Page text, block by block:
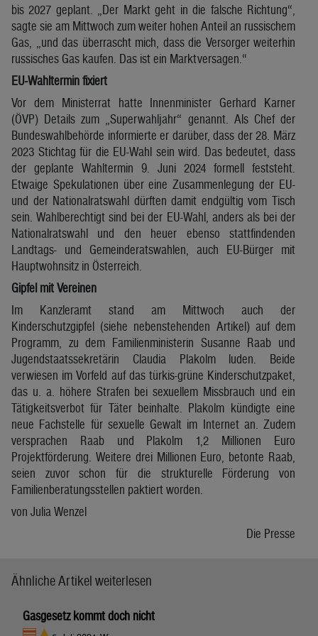
bis 2027 geplant. „Der Markt geht in die falsche Richtung“,
sagte sie am Mittwoch zum weiter hohen Anteil an russischem
Gas, „und das überrascht mich, dass die Versorger weiterhin
russisches Gas kaufen. Das ist ein Marktversagen.“
EU-Wahltermin fixiert
Vor dem Ministerrat hatte Innenminister Gerhard Karner
(ÖVP) Details zum „Superwahljahr“ genannt. Als Chef der
Bundeswahlbehörde informierte er darüber, dass der 28. März
2023 Stichtag für die EU-Wahl sein wird. Das bedeutet, dass
der geplante Wahltermin 9. Juni 2024 formell feststeht.
Etwaige Spekulationen über eine Zusammenlegung der EU-
und der Nationalratswahl dürften damit endgültig vom Tisch
sein. Wahlberechtigt sind bei der EU-Wahl, anders als bei der
Nationalratswahl und den heuer ebenso stattfindenden
Landtags- und Gemeinderatswahlen, auch EU-Bürger mit
Hauptwohnsitz in Österreich.
Gipfel mit Vereinen
Im Kanzleramt stand am Mittwoch auch der
Kinderschutzgipfel (siehe nebenstehenden Artikel) auf dem
Programm, zu dem Familienministerin Susanne Raab und
Jugendstaatssekretärin Claudia Plakolm luden. Beide
verwiesen im Vorfeld auf das türkis-grüne Kinderschutzpaket,
das u. a. höhere Strafen bei sexuellem Missbrauch und ein
Tätigkeitsverbot für Täter beinhalte. Plakolm kündigte eine
neue Fachstelle für sexuelle Gewalt im Internet an. Zudem
versprachen Raab und Plakolm 1,2 Millionen Euro
Projektförderung. Weitere drei Millionen Euro, betonte Raab,
seien zuvor schon für die strukturelle Förderung von
Familienberatungsstellen paktiert worden.
von Julia Wenzel
Die Presse
Ähnliche Artikel weiterlesen
Gasgesetz kommt doch nicht